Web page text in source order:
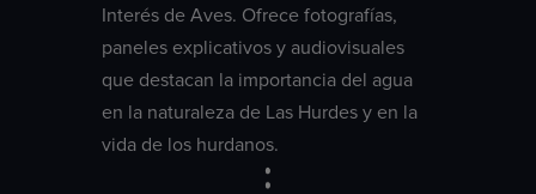
Interés de Aves. Ofrece fotografías,
paneles explicativos y audiovisuales
que destacan la importancia del agua
en la naturaleza de Las Hurdes y en la
vida de los hurdanos.